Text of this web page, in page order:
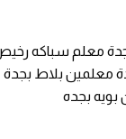
معلم سباكه
معلمين بلاط بجدة
بجده